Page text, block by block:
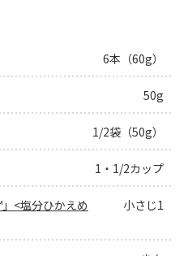
6本（60g）
50g
1/2袋（50g）
1・1/2カップ
<塩分ひかえめ
小さじ1